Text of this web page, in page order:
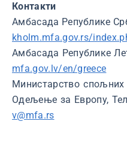
Контакти
Амбасада Републике
kholm.mfa.gov.rs/
Амбасада Републике
mfa.gov.lv/en/greece
Министарство спољних
Одељење за Европу,
v@mfa.rs